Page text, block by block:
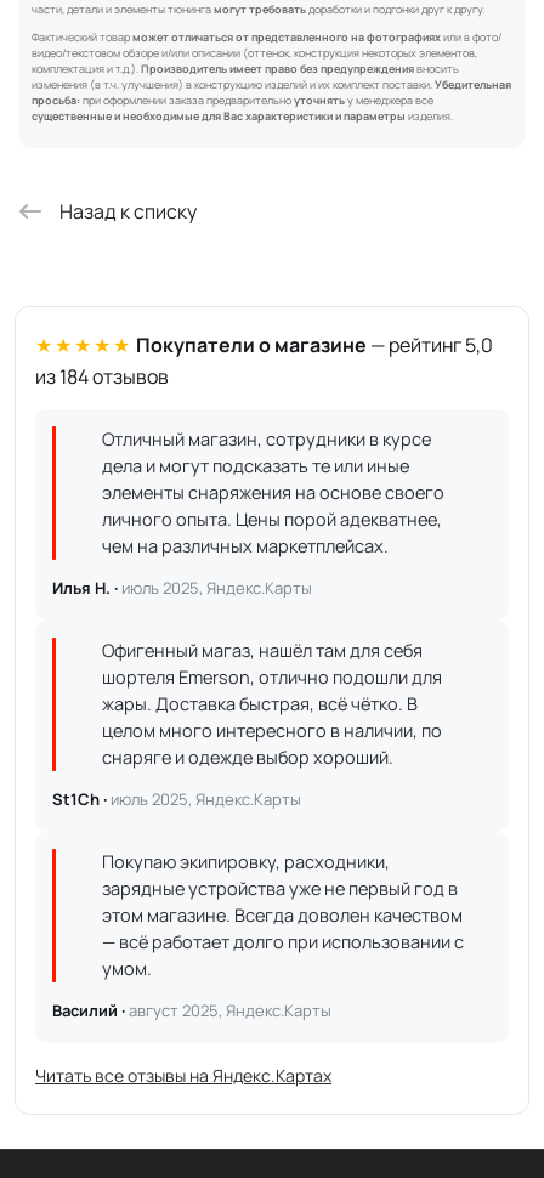
части, детали и элементы тюнингамогут требоватьдоработки и подгонки друг к другу.
Фактический товарможет отличаться от представленного на фотографияхили в фото/
видео/текстовом обзоре и/или описании (оттенок, конструкция некоторых элементов,
комплектация и т.д.).Производитель имеет право без предупреждениявносить
изменения (в т.ч. улучшения) в конструкцию изделий и их комплект поставки.Убедительная
просьба: при оформлении заказа предварительноуточнятьу менеджера все
существенные и необходимые для Вас характеристики и параметры изделия.
Назад к списку
★★★★★ Покупатели о магазине — рейтинг 5,0
из 184 отзывов
Отличный магазин, сотрудники в курсе
дела и могут подсказать те или иные
элементы снаряжения на основе своего
личного опыта. Цены порой адекватнее,
чем на различных маркетплейсах.
Илья Н. · июль 2025, Яндекс.Карты
Офигенный магаз, нашёл там для себя
шортеля Emerson, отлично подошли для
жары. Доставка быстрая, всё чётко. В
целом много интересного в наличии, по
снаряге и одежде выбор хороший.
St1Ch · июль 2025, Яндекс.Карты
Покупаю экипировку, расходники,
зарядные устройства уже не первый год в
этом магазине. Всегда доволен качеством
— всё работает долго при использовании с
умом.
Василий ·август 2025, Яндекс.Карты
Читать все отзывы на Яндекс.Картах